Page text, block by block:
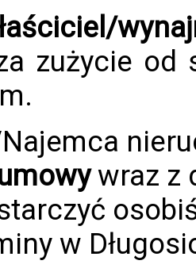
zużycie od
wraz z
w